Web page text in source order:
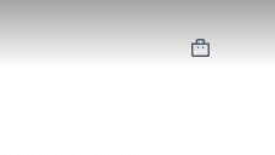
Shopping